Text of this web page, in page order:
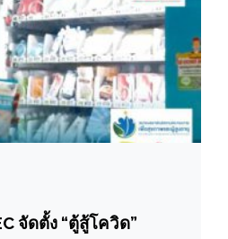
จัดตั้ง “ตู้สู้โควิด”